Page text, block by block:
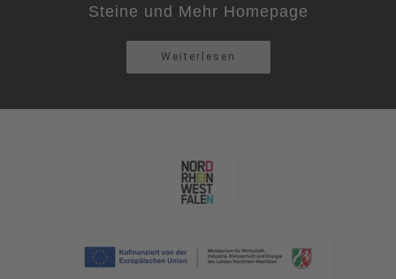
Steine und Mehr Homepage
Weiterlesen